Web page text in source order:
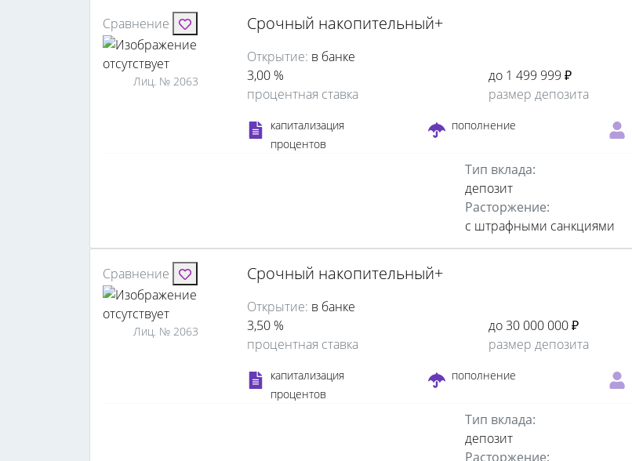
Сравнение
Лиц. № 2063
Срочный накопительный+
Открытие: в банке
3,00 %
процентная ставка
до 1 499 999 ₽
размер депозита
капитализация
процентов
пополнение
Тип вклада:
депозит
Расторжение:
с штрафными санкциями
Сравнение
Лиц. № 2063
Срочный накопительный+
Открытие: в банке
3,50 %
процентная ставка
до 30 000 000 ₽
размер депозита
капитализация
процентов
пополнение
Тип вклада:
депозит
Расторжение: